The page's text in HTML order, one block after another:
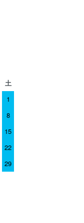
土
1
8
15
22
29